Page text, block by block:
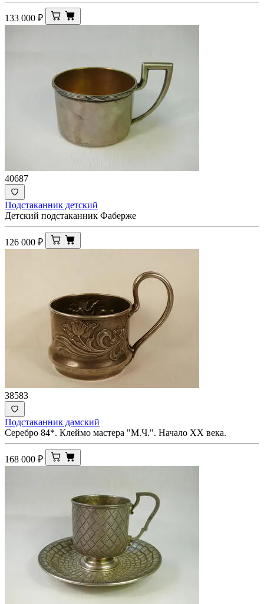
133 000 ₽
40687
Подстаканник детский
Детский подстаканник Фаберже
126 000 ₽
38583
Подстаканник дамский
Серебро 84*. Клеймо мастера "М.Ч.". Начало ХХ века.
168 000 ₽